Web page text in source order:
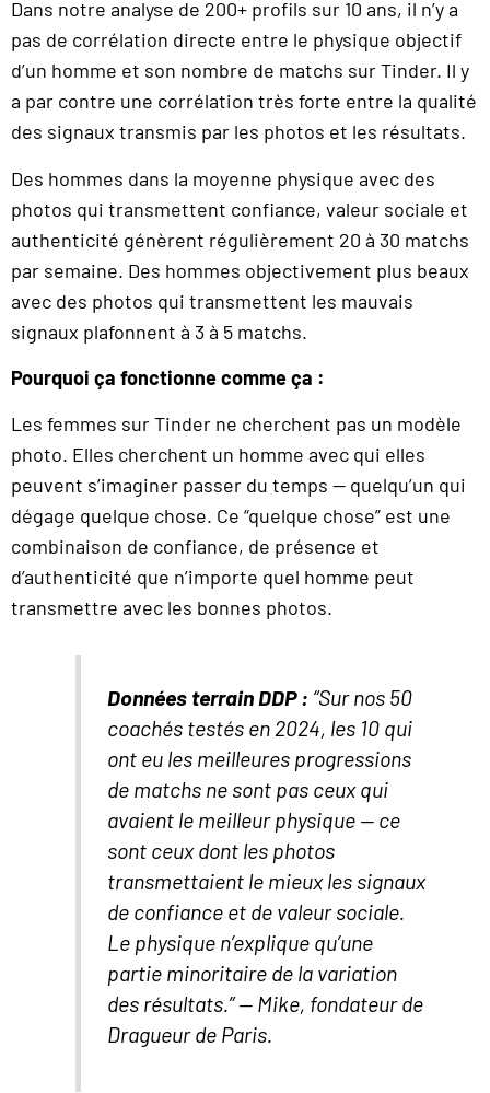
Dans notre analyse de 200+ profils sur 10 ans, il n’y a
pas de corrélation directe entre le physique objectif
d’un homme et son nombre de matchs sur Tinder. Il y
a par contre une corrélation très forte entre la qualité
des signaux transmis par les photos et les résultats.
Des hommes dans la moyenne physique avec des
photos qui transmettent confiance, valeur sociale et
authenticité génèrent régulièrement 20 à 30 matchs
par semaine. Des hommes objectivement plus beaux
avec des photos qui transmettent les mauvais
signaux plafonnent à 3 à 5 matchs.
Pourquoi ça fonctionne comme ça :
Les femmes sur Tinder ne cherchent pas un modèle
photo. Elles cherchent un homme avec qui elles
peuvent s’imaginer passer du temps — quelqu’un qui
dégage quelque chose. Ce “quelque chose” est une
combinaison de confiance, de présence et
d’authenticité que n’importe quel homme peut
transmettre avec les bonnes photos.
Données terrain DDP : “Sur nos 50
coachés testés en 2024, les 10 qui
ont eu les meilleures progressions
de matchs ne sont pas ceux qui
avaient le meilleur physique — ce
sont ceux dont les photos
transmettaient le mieux les signaux
de confiance et de valeur sociale.
Le physique n’explique qu’une
partie minoritaire de la variation
des résultats.”— Mike, fondateur de
Dragueur de Paris.